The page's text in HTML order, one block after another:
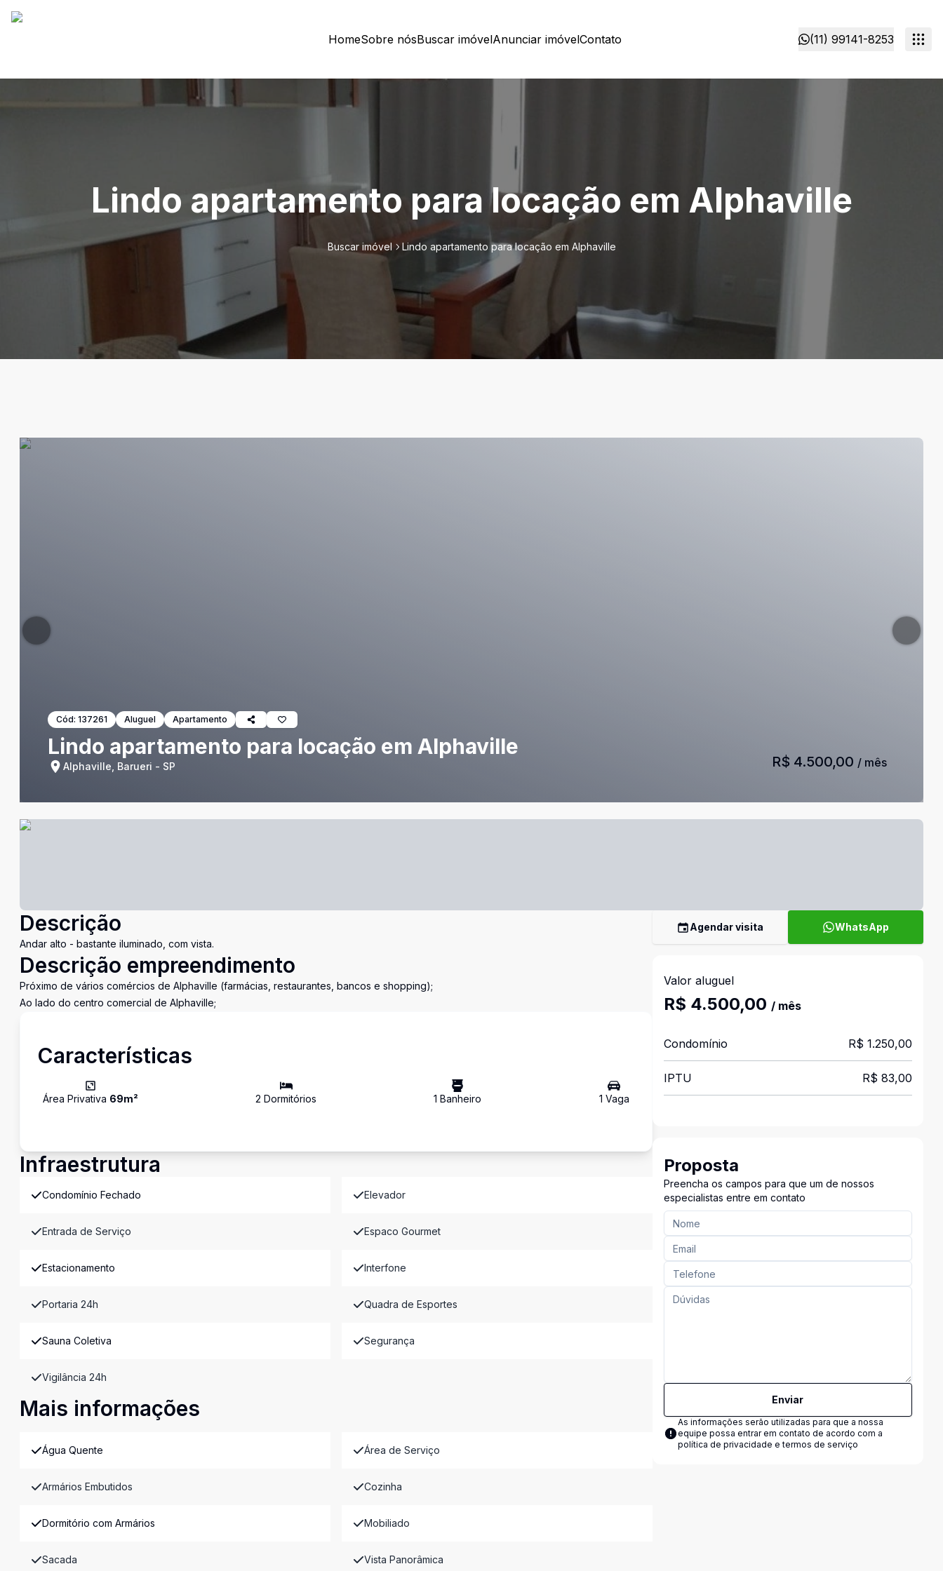
HomeSobre nósBuscar imóvelAnunciar imóvelContato (11) 99141-8253
Lindo apartamento para locação em Alphaville
Buscar imóvel Lindo apartamento para locação em Alphaville
Cód: 137261 Aluguel Apartamento
Lindo apartamento para locação em Alphaville
Alphaville, Barueri - SP R$ 4.500,00 / mês
Descrição
Andar alto - bastante iluminado, com vista.
Descrição empreendimento
Próximo de vários comércios de Alphaville (farmácias, restaurantes, bancos e shopping);
Ao lado do centro comercial de Alphaville;
Características
Área Privativa 69m² 2 Dormitórios 1 Banheiro 1 Vaga
Infraestrutura
Condomínio Fechado Elevador
Entrada de Serviço Espaco Gourmet
Estacionamento Interfone
Portaria 24h Quadra de Esportes
Sauna Coletiva Segurança
Vigilância 24h
Mais informações
Água Quente Área de Serviço
Armários Embutidos Cozinha
Dormitório com Armários Mobiliado
Sacada Vista Panorâmica
Agendar visita WhatsApp
Valor aluguel
R$ 4.500,00 / mês
Condomínio R$ 1.250,00
IPTU R$ 83,00
Proposta
Preencha os campos para que um de nossos
especialistas entre em contato
Enviar
As informações serão utilizadas para que a nossa
equipe possa entrar em contato de acordo com a
política de privacidade e termos de serviço